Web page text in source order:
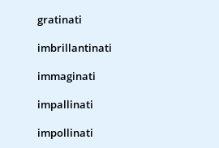
gratinati
imbrillantinati
immaginati
impallinati
impollinati